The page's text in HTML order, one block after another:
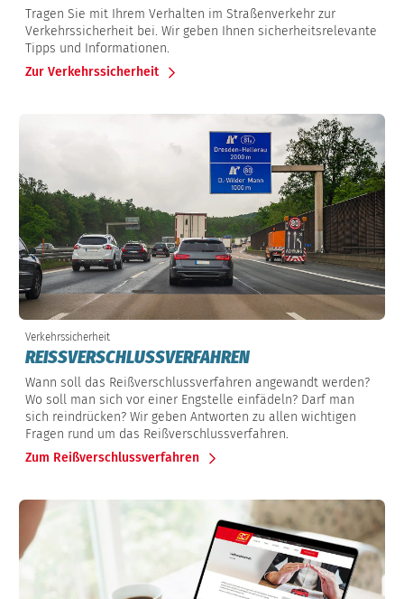
Tragen Sie mit Ihrem Verhalten im Straßenverkehr zur
Verkehrssicherheit bei. Wir geben Ihnen sicherheitsrelevante
Tipps und Informationen.
Zur Verkehrssicherheit
Verkehrssicherheit
REISSVERSCHLUSSVERFAHREN
Wann soll das Reißverschlussverfahren angewandt werden?
Wo soll man sich vor einer Engstelle einfädeln? Darf man
sich reindrücken? Wir geben Antworten zu allen wichtigen
Fragen rund um das Reißverschlussverfahren.
Zum Reißverschlussverfahren